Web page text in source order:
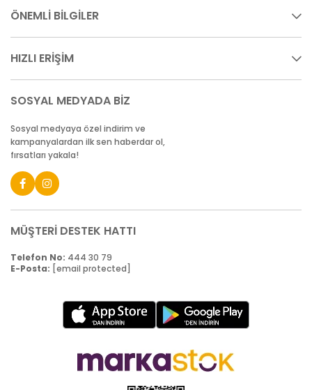
ÖNEMLİ BİLGİLER
HIZLI ERİŞİM
SOSYAL MEDYADA BİZ
Sosyal medyaya özel indirim ve
kampanyalardan ilk sen haberdar ol,
fırsatları yakala!
MÜŞTERİ DESTEK HATTI
Telefon No: 444 30 79
E-Posta: [email protected]